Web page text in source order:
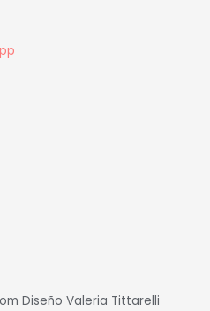
Diseño Valeria Tittarelli